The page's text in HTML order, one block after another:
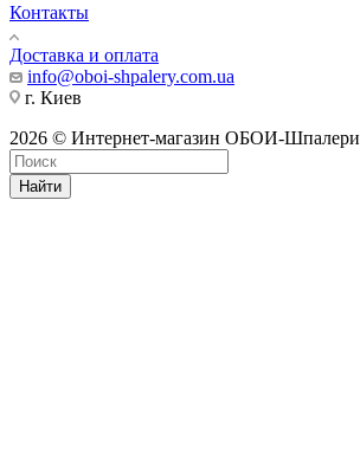
Контакты
Доставка и оплата
info@oboi-shpalery.com.ua
г. Киев
2026 © Интернет-магазин ОБОИ-Шпалери
Найти